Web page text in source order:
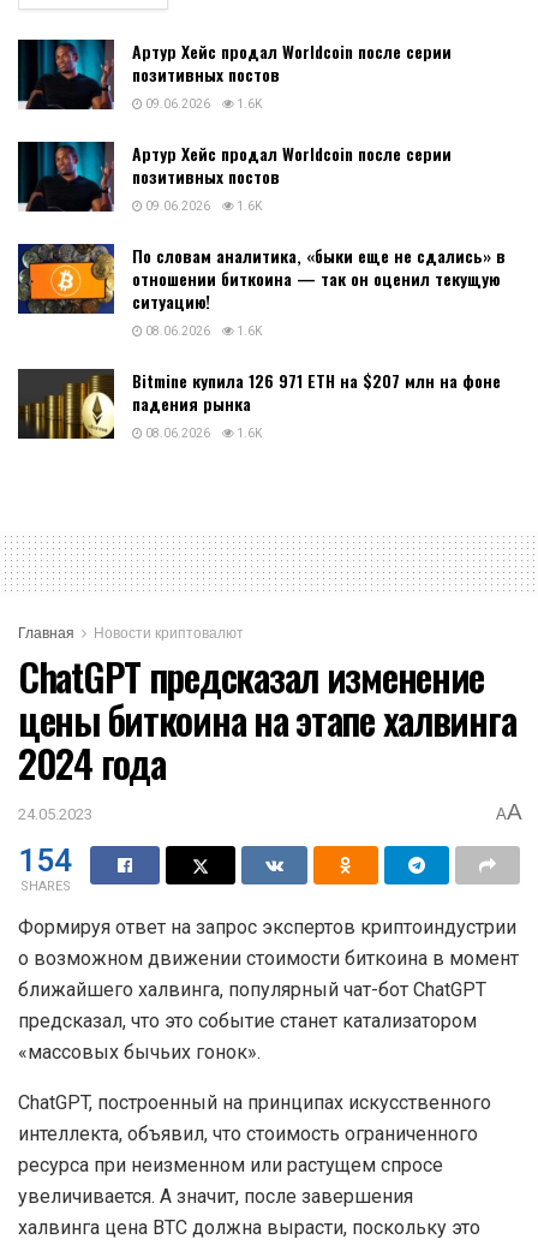
Артур Хейс продал Worldcoin после серии
позитивных постов
09.06.2026 1.6K
Артур Хейс продал Worldcoin после серии
позитивных постов
09.06.2026 1.6K
По словам аналитика, «быки еще не сдались» в
отношении биткоина — так он оценил текущую
ситуацию!
08.06.2026 1.6K
Bitmine купила 126 971 ETH на $207 млн на фоне
падения рынка
08.06.2026 1.6K
Главная Новости криптовалют
ChatGPT предсказал изменение
цены биткоина на этапе халвинга
2024 года
24.05.2023 AA
154
SHARES
Формируя ответ на запрос экспертов криптоиндустрии
о возможном движении стоимости биткоина в момент
ближайшего халвинга, популярный чат-бот ChatGPT
предсказал, что это событие станет катализатором
«массовых бычьих гонок».
ChatGPT, построенный на принципах искусственного
интеллекта, объявил, что стоимость ограниченного
ресурса при неизменном или растущем спросе
увеличивается. А значит, после завершения
халвинга цена ВТС должна вырасти, поскольку это